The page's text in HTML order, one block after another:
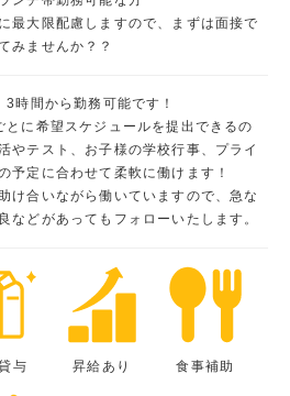
最大限配慮しますので、まずは面接で
みませんか？？
3時間から勤務可能です！
とに希望スケジュールを提出できるの
やテスト、お子様の学校行事、プライ
予定に合わせて柔軟に働けます！
け合いながら働いていますので、急な
などがあってもフォローいたします。
与 昇給あり 食事補助